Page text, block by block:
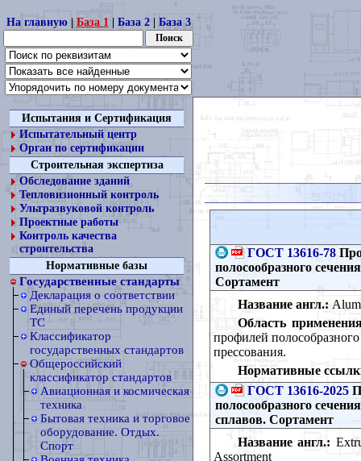
На главную| База 1| База 2| База 3
Испытания и Сертификация
Испытательный центр
Орган по сертификации
Строительная экспертиза
Обследование зданий
Тепловизионный контроль
Ультразвуковой контроль
Проектные работы
Контроль качества
строительства
Нормативные базы
Государственные стандарты
Декларация о соответствии
Единый перечень продукции
ТС
Классификатор
государственных стандартов
Общероссийский
классификатор стандартов
Авиационная и космическая
техника
Бытовая техника и торговое
оборудование. Отдых.
Спорт
ГОСТ 13616-78
полосообразного
Сортамент
Название англ.:
Область
профилей
прессования.
Нормативные
ГОСТ 13616-2025
полосообразного
сплавов. Сортамент
Название англ.:
Assortment